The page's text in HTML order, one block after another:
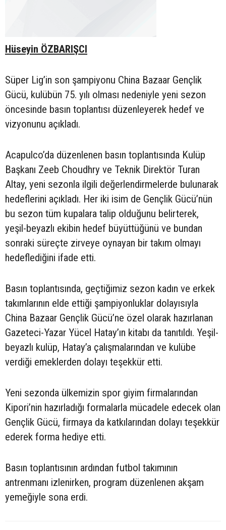
Hüseyin ÖZBARIŞCI
Süper Lig’in son şampiyonu China Bazaar Gençlik
Gücü, kulübün 75. yılı olması nedeniyle yeni sezon
öncesinde basın toplantısı düzenleyerek hedef ve
vizyonunu açıkladı.
Acapulco’da düzenlenen basın toplantısında Kulüp
Başkanı Zeeb Choudhry ve Teknik Direktör Turan
Altay, yeni sezonla ilgili değerlendirmelerde bulunarak
hedeflerini açıkladı. Her iki isim de Gençlik Gücü’nün
bu sezon tüm kupalara talip olduğunu belirterek,
yeşil-beyazlı ekibin hedef büyüttüğünü ve bundan
sonraki süreçte zirveye oynayan bir takım olmayı
hedeflediğini ifade etti.
Basın toplantısında, geçtiğimiz sezon kadın ve erkek
takımlarının elde ettiği şampiyonluklar dolayısıyla
China Bazaar Gençlik Gücü’ne özel olarak hazırlanan
Gazeteci-Yazar Yücel Hatay’ın kitabı da tanıtıldı. Yeşil-
beyazlı kulüp, Hatay’a çalışmalarından ve kulübe
verdiği emeklerden dolayı teşekkür etti.
Yeni sezonda ülkemizin spor giyim firmalarından
Kipori’nin hazırladığı formalarla mücadele edecek olan
Gençlik Gücü, firmaya da katkılarından dolayı teşekkür
ederek forma hediye etti.
Basın toplantısının ardından futbol takımının
antrenmanı izlenirken, program düzenlenen akşam
yemeğiyle sona erdi.